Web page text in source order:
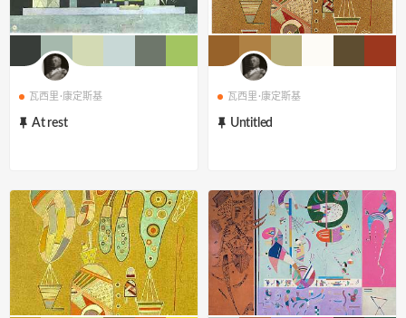
瓦西里·康定斯基
At rest
瓦西里·康定斯基
Untitled